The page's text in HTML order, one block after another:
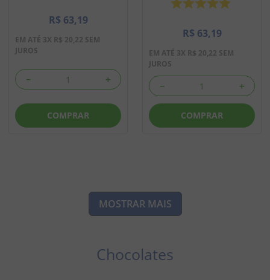
R$ 63,19
EM ATÉ 3X R$ 20,22 SEM
JUROS
＋
－
COMPRAR
R$ 63,19
EM ATÉ 3X R$ 20,22 SEM
JUROS
＋
－
COMPRAR
MOSTRAR MAIS
Chocolates